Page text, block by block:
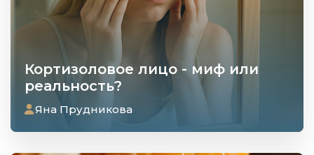
Кортизоловое лицо - миф или
реальность?
Яна Прудникова